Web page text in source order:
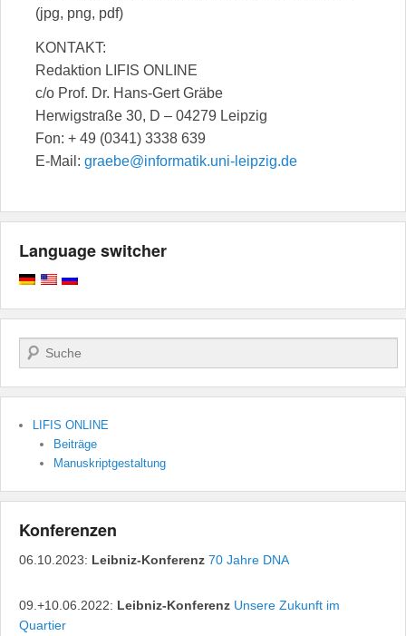
(jpg, png, pdf)
KONTAKT:
Redaktion LIFIS ONLINE
c/o Prof. Dr. Hans-Gert Gräbe
Herwigstraße 30, D – 04279 Leipzig
Fon: + 49 (0341) 3338 639
E-Mail: graebe@informatik.uni-leipzig.de
Language switcher
Suchen
LIFIS ONLINE
Beiträge
Manuskriptgestaltung
Konferenzen
06.10.2023: Leibniz-Konferenz 70 Jahre DNA
09.+10.06.2022: Leibniz-Konferenz Unsere Zukunft im
Quartier